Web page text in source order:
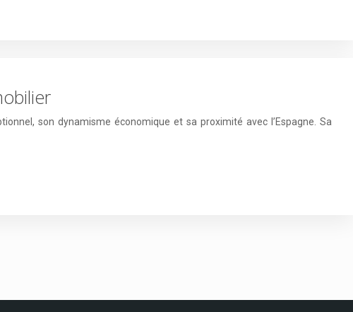
son dynamisme économique et sa proximité avec l’Espagne. Sa